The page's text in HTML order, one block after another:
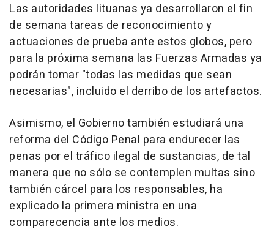
Las autoridades lituanas ya desarrollaron el fin
de semana tareas de reconocimiento y
actuaciones de prueba ante estos globos, pero
para la próxima semana las Fuerzas Armadas ya
podrán tomar "todas las medidas que sean
necesarias", incluido el derribo de los artefactos.
Asimismo, el Gobierno también estudiará una
reforma del Código Penal para endurecer las
penas por el tráfico ilegal de sustancias, de tal
manera que no sólo se contemplen multas sino
también cárcel para los responsables, ha
explicado la primera ministra en una
comparecencia ante los medios.